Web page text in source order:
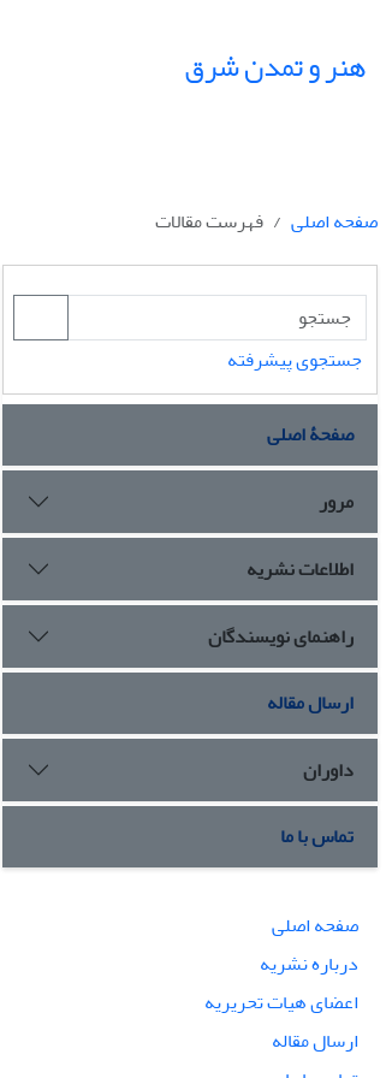
هنر و تمدن شرق
صفحه اصلی
فهرست مقالات
جستجوی پیشرفته
صفحۀ اصلی
مرور
اطلاعات نشریه
راهنمای نویسندگان
ارسال مقاله
داوران
تماس با ما
صفحه اصلی
درباره نشریه
اعضای هیات تحریریه
ارسال مقاله